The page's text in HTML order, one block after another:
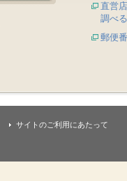
直営
調べる
郵便
サイトのご利用にあたって